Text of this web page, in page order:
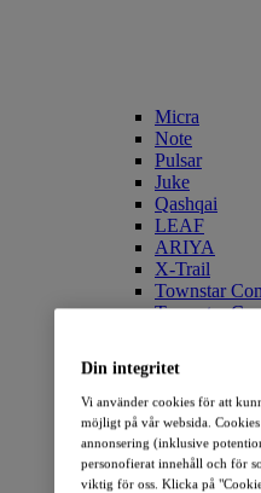
Micra
Note
Pulsar
Juke
Qashqai
LEAF
ARIYA
X-Trail
Townstar
Townstar
ELBILAR
Din integritet
Vi använder cookies för att
möjligt på vår websida.
annonsering (inklusive
personofierat innehåll och för
viktig för oss. Klicka på